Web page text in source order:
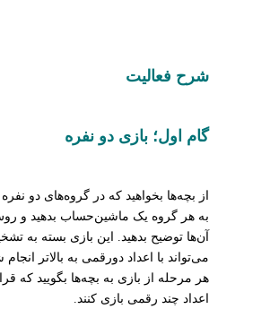
شرح فعالیت
گام اول؛ بازی دو نفره
از بچه‌ها بخواهید که در گروه‌های دو نفره
به هر گروه یک ماشین‌حساب بدهید و
آن‌ها توضیح بدهید. این بازی بسته به
می‌تواند با اعداد دورقمی به بالاتر انجام
هر مرحله از بازی به بچه‌ها بگویید که
اعداد چند رقمی بازی کنند.